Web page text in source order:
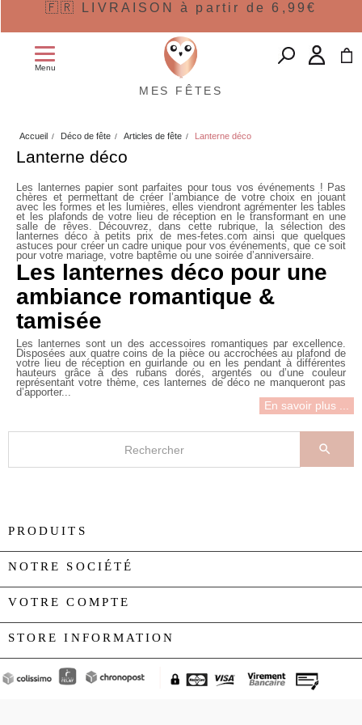
🇫🇷 LIVRAISON à partir de 6,99€
Menu
MES FÊTES
Accueil Déco de fête Articles de fête Lanterne déco
Lanterne déco
Les lanternes papier sont parfaites pour tous vos événements ! Pas
chères et permettant de créer l’ambiance de votre choix en jouant
avec les formes et les lumières, elles viendront agrémenter les tables
et les plafonds de votre lieu de réception en le transformant en une
salle de rêves. Découvrez, dans cette rubrique, la sélection des
lanternes déco à petits prix de mes-fetes.com ainsi que quelques
astuces pour créer un cadre unique pour vos événements, que ce soit
pour votre mariage, votre baptême ou une soirée d’anniversaire.
Les lanternes déco pour une
ambiance romantique &
tamisée
Les lanternes sont un des accessoires romantiques par excellence.
Disposées aux quatre coins de la pièce ou accrochées au plafond de
votre lieu de réception en guirlande ou en les pendant à différentes
hauteurs grâce à des rubans dorés, argentés ou d’une couleur
représentant votre thème, ces
lanternes de déco ne manqueront pas
d’apporter...
En savoir plus ...

PRODUITS
NOTRE SOCIÉTÉ
VOTRE COMPTE
STORE INFORMATION